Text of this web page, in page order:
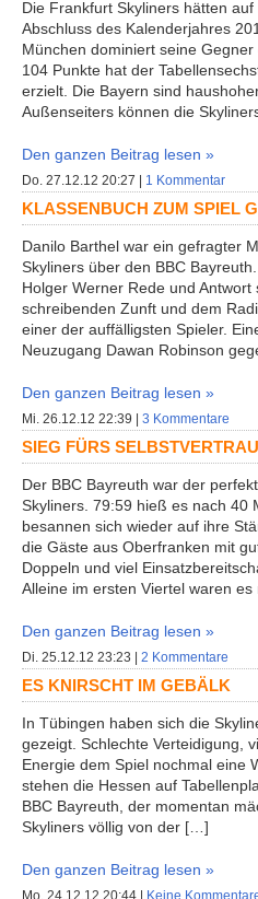
Die Frankfurt Skyliners hätten
Abschluss des Kalenderjahres
München dominiert seine
104 Punkte hat der
erzielt. Die Bayern sind
Außenseiters können die
Den ganzen Beitrag lesen »
Do. 27.12.12 20:27 | 1 Kommentar
KLASSENBUCH ZUM SPIEL
Danilo Barthel war ein gefragter
Skyliners über den BBC
Holger Werner Rede und
schreibenden Zunft und dem
einer der auffälligsten Spieler.
Neuzugang Dawan Robinson
Den ganzen Beitrag lesen »
Mi. 26.12.12 22:39 | 3 Kommentare
SIEG FÜRS
Der BBC Bayreuth war der
Skyliners. 79:59 hieß es nach 40
besannen sich wieder auf ihre
die Gäste aus Oberfranken mit
Doppeln und viel
Alleine im ersten Viertel waren
Den ganzen Beitrag lesen »
Di. 25.12.12 23:23 | 2 Kommentare
ES KNIRSCHT IM GEBÄLK
In Tübingen haben sich die
gezeigt. Schlechte Verteidigung,
Energie dem Spiel nochmal eine
stehen die Hessen auf
BBC Bayreuth, der momentan
Skyliners völlig von der […]
Den ganzen Beitrag lesen »
Mo. 24.12.12 20:44 | Keine